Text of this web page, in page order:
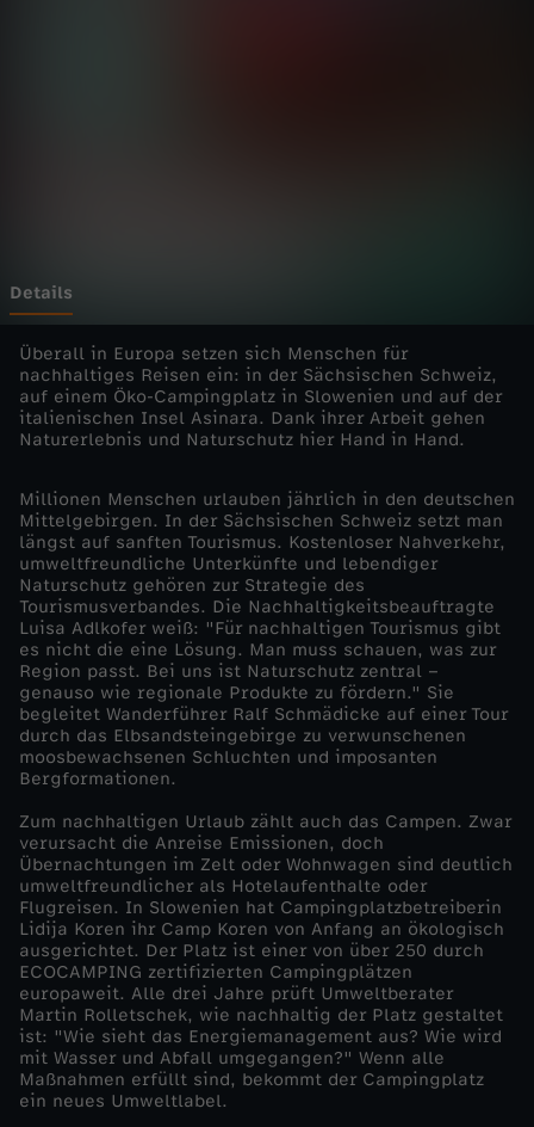
w
e
g
-
N
a
c
h
h
a
l
t
i
g
Details
Überall in Europa setzen sich Menschen für
nachhaltiges Reisen ein: in der Sächsischen Schweiz,
auf einem Öko-Campingplatz in Slowenien und auf der
italienischen Insel Asinara. Dank ihrer Arbeit gehen
Naturerlebnis und Naturschutz hier Hand in Hand.
Millionen Menschen urlauben jährlich in den deutschen
Mittelgebirgen. In der Sächsischen Schweiz setzt man
längst auf sanften Tourismus. Kostenloser Nahverkehr,
umweltfreundliche Unterkünfte und lebendiger
Naturschutz gehören zur Strategie des
Tourismusverbandes. Die Nachhaltigkeitsbeauftragte
Luisa Adlkofer weiß: "Für nachhaltigen Tourismus gibt
es nicht die eine Lösung. Man muss schauen, was zur
Region passt. Bei uns ist Naturschutz zentral –
genauso wie regionale Produkte zu fördern." Sie
begleitet Wanderführer Ralf Schmädicke auf einer Tour
durch das Elbsandsteingebirge zu verwunschenen
moosbewachsenen Schluchten und imposanten
Bergformationen.
Zum nachhaltigen Urlaub zählt auch das Campen. Zwar
verursacht die Anreise Emissionen, doch
Übernachtungen im Zelt oder Wohnwagen sind deutlich
umweltfreundlicher als Hotelaufenthalte oder
Flugreisen. In Slowenien hat Campingplatzbetreiberin
Lidija Koren ihr Camp Koren von Anfang an ökologisch
ausgerichtet. Der Platz ist einer von über 250 durch
ECOCAMPING zertifizierten Campingplätzen
europaweit. Alle drei Jahre prüft Umweltberater
Martin Rolletschek, wie nachhaltig der Platz gestaltet
ist: "Wie sieht das Energiemanagement aus? Wie wird
mit Wasser und Abfall umgegangen?" Wenn alle
Maßnahmen erfüllt sind, bekommt der Campingplatz
ein neues Umweltlabel.